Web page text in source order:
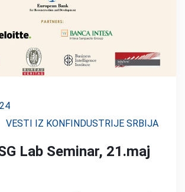
VESTI IZ KONFINDUSTRIJE SRBIJA
Lab Seminar, 21.maj